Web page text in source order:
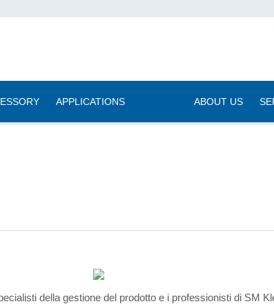
APPLICATIONS ABOUT US
della gestione del prodotto e i professionisti di SM